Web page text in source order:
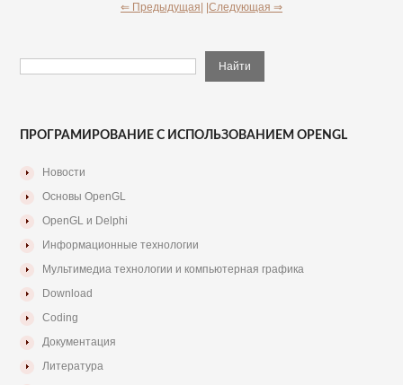
⇐ Предыдущая| |Следующая ⇒
ПРОГРАМИРОВАНИЕ С ИСПОЛЬЗОВАНИЕМ OPENGL
Новости
Основы OpenGL
OpenGL и Delphi
Информационные технологии
Мультимедиа технологии и компьютерная графика
Download
Coding
Документация
Литература